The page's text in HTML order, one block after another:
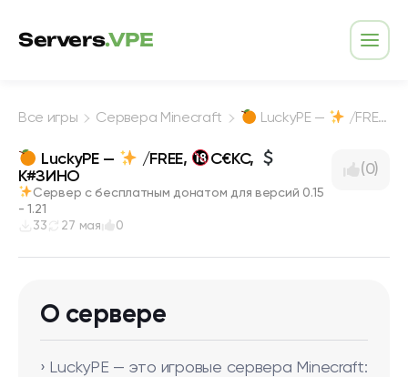
Servers.VPE
Все игры Сервера Minecraft LuckyPE — /FREE,
LuckyPE — /FREE,
С€КС,
К#ЗИНО
Сервер с бесплатным донатом для версий 0.15
- 1.21
33
27 мая 0
(0)
О сервере
› LuckyPE — это игровые сервера Minecraft: